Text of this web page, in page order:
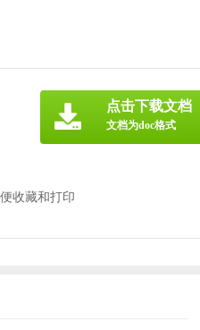
收藏和打印
点击下载文档
文档为doc格式